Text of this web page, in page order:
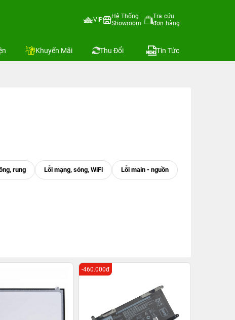
VIP
Hệ Thống
Showroom
Tra cứu
đơn hàng
Khuyến Mãi Thu Đổi Tin Tức
-460.000đ